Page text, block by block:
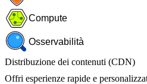
Compute
Osservabilità
Distribuzione dei contenuti (CDN)
Offri esperienze rapide e